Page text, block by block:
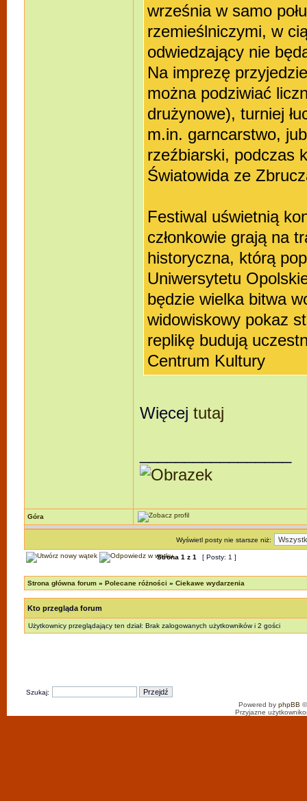
września w samo
rzemieślniczymi, w
odwiedzający nie
Na imprezę
można podziwiać
drużynowe), turniej
m.in. garncarstwo,
rzeźbiarski, podczas
Światowida ze
Festiwal uświetnią
członkowie grają na
historyczna, którą
Uniwersytetu
będzie wielka bitwa
widowiskowy pokaz
replikę budują
Centrum Kultury
Więcej tutaj
Góra
Wyświetl posty nie starsze niż:
Strona 1 z 1 [ Posty: 1 ]
Strona główna forum » Polecane różności » Ciekawe wydarzenia
Kto przegląda forum
Użytkownicy przeglądający ten dział: Brak zalogowanych użytkowników i 2 gości
Szukaj:
Powered by phpBB
Przyjazne